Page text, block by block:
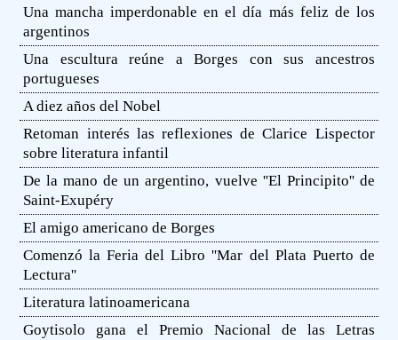
Una mancha imperdonable en el día más feliz de los
argentinos
Una escultura reúne a Borges con sus ancestros
portugueses
A diez años del Nobel
Retoman interés las reflexiones de Clarice Lispector
sobre literatura infantil
De la mano de un argentino, vuelve ''El Principito'' de
Saint-Exupéry
El amigo americano de Borges
Comenzó la Feria del Libro ''Mar del Plata Puerto de
Lectura''
Literatura latinoamericana
Goytisolo gana el Premio Nacional de las Letras